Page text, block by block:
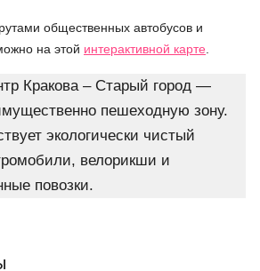
общественных автобусов и
на этой интерактивной карте
Кракова – Старый город —
пешеходную зону.
экологически чистый
велорикши и
повозки.